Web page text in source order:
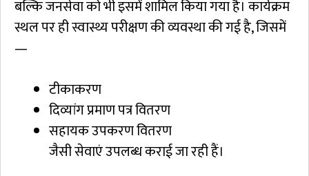
बल्कि जनसेवा को भी इसमें शामिल किया गया है। कार्यक्रम
स्थल पर ही स्वास्थ्य परीक्षण की व्यवस्था की गई है, जिसमें
—
टीकाकरण
दिव्यांग प्रमाण पत्र वितरण
सहायक उपकरण वितरण
जैसी सेवाएं उपलब्ध कराई जा रही हैं।